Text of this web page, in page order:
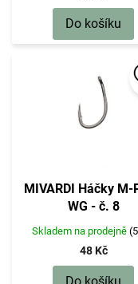
Do košíku
MIVARDI Háčky M-
WG - č. 8
Skladem na prodejně
48 Kč